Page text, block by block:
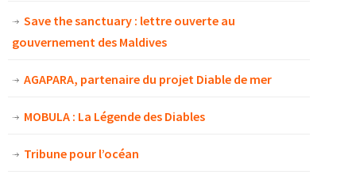
Save the sanctuary : lettre ouverte au
gouvernement des Maldives
AGAPARA, partenaire du projet Diable de mer
MOBULA : La Légende des Diables
Tribune pour l’océan